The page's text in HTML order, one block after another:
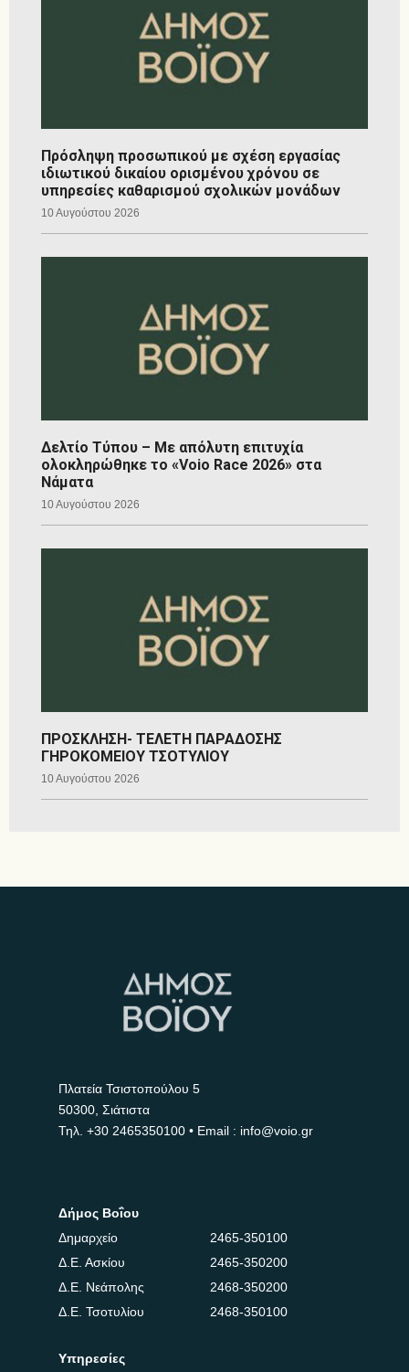
Πρόσληψη προσωπικού με σχέση εργασίας
ιδιωτικού δικαίου ορισμένου χρόνου σε
υπηρεσίες καθαρισμού σχολικών μονάδων
10 Αυγούστου 2026
Δελτίο Τύπου – Με απόλυτη επιτυχία
ολοκληρώθηκε το «Voio Race 2026» στα
Νάματα
10 Αυγούστου 2026
ΠΡΟΣΚΛΗΣΗ- ΤΕΛΕΤΗ ΠΑΡΑΔΟΣΗΣ
ΓΗΡΟΚΟΜΕΙΟΥ ΤΣΟΤΥΛΙΟΥ
10 Αυγούστου 2026
Πλατεία Τσιστοπούλου 5
50300, Σιάτιστα
Τηλ. +30 2465350100 • Email : info@voio.gr
Δήμος Βοΐου
Δημαρχείο
2465-350100
Δ.Ε. Ασκίου
2465-350200
Δ.Ε. Νεάπολης
2468-350200
Δ.Ε. Τσοτυλίου
2468-350100
Υπηρεσίες